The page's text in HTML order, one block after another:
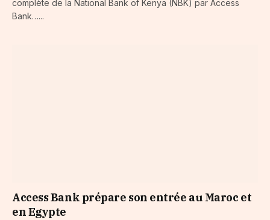
complète de la National Bank of Kenya (NBK) par Access
Bank…...
Access Bank prépare son entrée au Maroc et
en Egypte